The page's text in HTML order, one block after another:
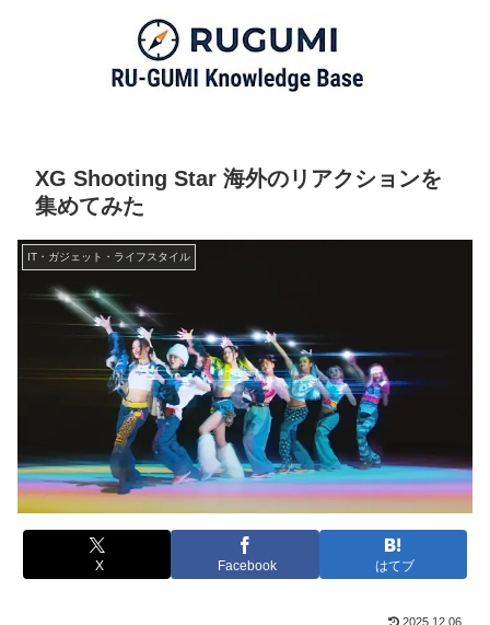
XG Shooting Star 海外のリアクションを
集めてみた
IT・ガジェット・ライフスタイル
X Facebook はてブ
2025.12.06